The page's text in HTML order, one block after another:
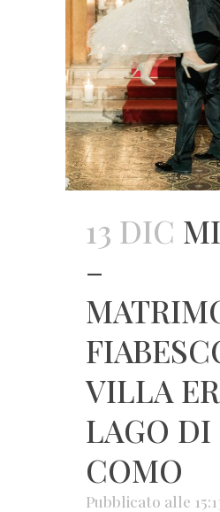
13 DIC
–
VILLA
LAGO DI
COMO
Pubblicato alle